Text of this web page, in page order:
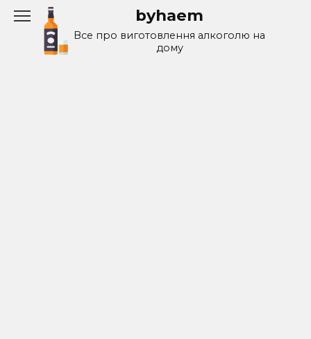
Перейти
содержанию
byhaem
Все про виготовлення алкоголю на
дому